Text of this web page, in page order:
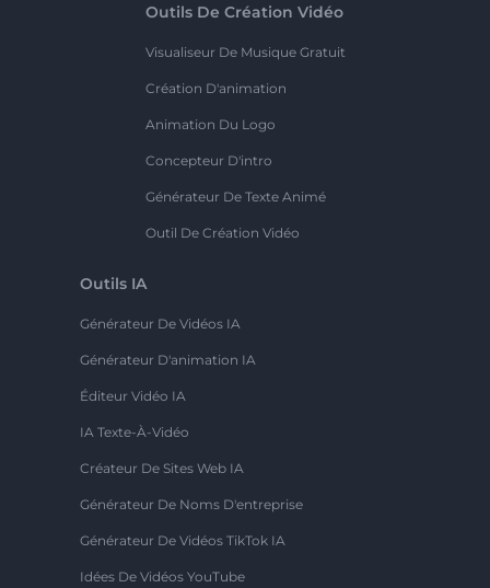
Outils De Création Vidéo
Visualiseur De Musique Gratuit
Création D'animation
Animation Du Logo
Concepteur D'intro
Générateur De Texte Animé
Outil De Création Vidéo
Outils IA
Générateur De Vidéos IA
Générateur D'animation IA
Éditeur Vidéo IA
IA Texte-À-Vidéo
Créateur De Sites Web IA
Générateur De Noms D'entreprise
Générateur De Vidéos TikTok IA
Idées De Vidéos YouTube